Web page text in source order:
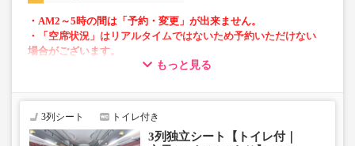
・AM2～5時の間は「予約・変更」が出来ません。
・「空席状況」はリアルタイムではないため予約いただけない
場合がございます。
いません。
もっと見る
3列シート トイレ付き
3列独立シート【トイレ付｜